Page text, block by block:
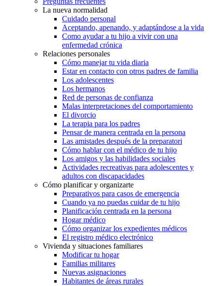
La nueva normalidad
Cuidado personal
Aceptando, apenando, y adaptándose a la vida
Como ayudar a tu hijo a vivir con una
enfermedad crónica
Relaciones personales
Cómo manejar tu vida diaria
Estar en contacto con otros padres de familia
Los adolescentes
Los hermanos
Red de personas de confianza
Malas interpretaciones del comportamiento
El divorcio
La terapia para los padres
Pensar de manera centrada en la persona
Las amistades después de la preparatori
Cómo hablar con el médico de tu hijo
Los amigos y las habilidades sociales
Actividades recreativas para adolescentes y
adultos con discapacidades
Cómo planificar y organizarte
Preparativos para casos de emergencia
Cuando ya no puedas cuidar de tu hijo
Planificación centrada en la persona
Hogar médico
Cómo organizar los expedientes médicos
El registro médico electrónico
Vivienda y situaciones familiares
Modificar tu hogar
Familias militares
Nuevas asignaciones
Habitantes de áreas rurales